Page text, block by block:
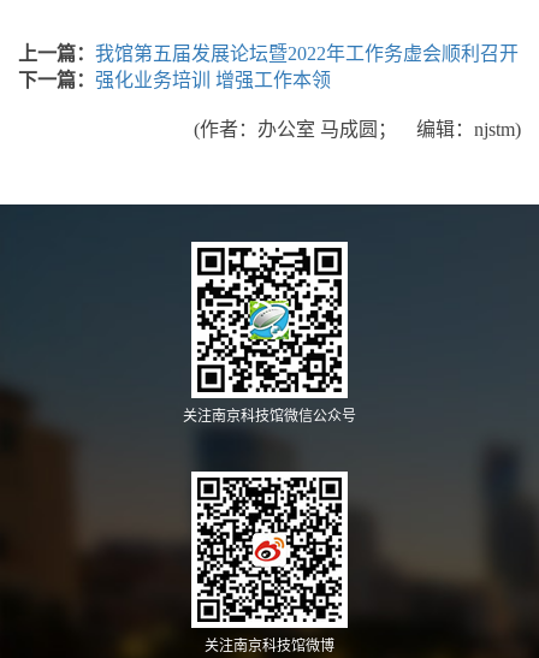
上一篇： 我馆第五届发展论坛暨2022年工作务虚会顺利召开
下一篇： 强化业务培训 增强工作本领
(作者：办公室 马成圆； 编辑：njstm)
关注南京科技馆微信公众号
关注南京科技馆微博